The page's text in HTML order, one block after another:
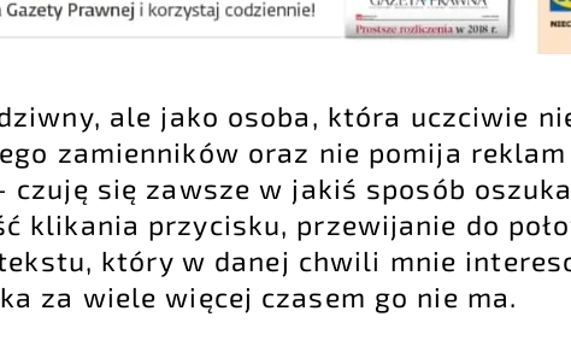
ale jako osoba, która uczciwie
zamienników oraz nie pomija
czuję się zawsze w jakiś sposób
klikania przycisku, przewijanie do
który w danej chwili mnie
za wiele więcej czasem go nie ma.